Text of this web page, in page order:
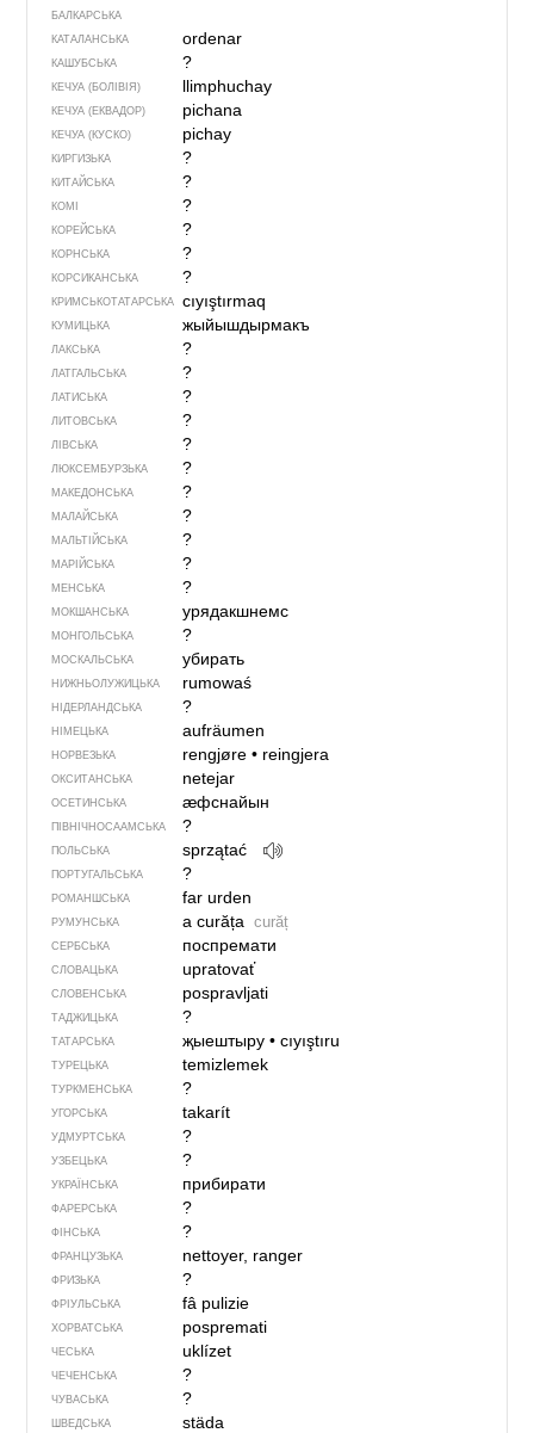
БАЛКАРСЬКА
КАТАЛАНСЬКА ordenar
КАШУБСЬКА ?
КЕЧУА (БОЛІВІЯ) llimphuchay
КЕЧУА (ЕКВАДОР) pichana
КЕЧУА (КУСКО) pichay
КИРГИЗЬКА ?
КИТАЙСЬКА ?
КОМІ ?
КОРЕЙСЬКА ?
КОРНСЬКА ?
КОРСИКАНСЬКА ?
КРИМСЬКОТАТАРСЬКА cıyıştırmaq
КУМИЦЬКА жыйышдырмакъ
ЛАКСЬКА ?
ЛАТГАЛЬСЬКА ?
ЛАТИСЬКА ?
ЛИТОВСЬКА ?
ЛІВСЬКА ?
ЛЮКСЕМБУРЗЬКА ?
МАКЕДОНСЬКА ?
МАЛАЙСЬКА ?
МАЛЬТІЙСЬКА ?
МАРІЙСЬКА ?
МЕНСЬКА ?
МОКШАНСЬКА урядакшнемс
МОНГОЛЬСЬКА ?
МОСКАЛЬСЬКА убирать
НИЖНЬОЛУЖИЦЬКА rumowaś
НІДЕРЛАНДСЬКА ?
НІМЕЦЬКА aufräumen
НОРВЕЗЬКА rengjøre• reingjera
ОКСИТАНСЬКА netejar
ОСЕТИНСЬКА ӕфснайын
ПІВНІЧНОСААМСЬКА ?
ПОЛЬСЬКА sprzątać
ПОРТУГАЛЬСЬКА ?
РОМАНШСЬКА far urden
РУМУНСЬКА a curăța curăț
СЕРБСЬКА поспремати
СЛОВАЦЬКА upratovať
СЛОВЕНСЬКА pospravljati
ТАДЖИЦЬКА ?
ТАТАРСЬКА җыештыру• cıyıştıru
ТУРЕЦЬКА temizlemek
ТУРКМЕНСЬКА ?
УГОРСЬКА takarít
УДМУРТСЬКА ?
УЗБЕЦЬКА ?
УКРАЇНСЬКА прибирати
ФАРЕРСЬКА ?
ФІНСЬКА ?
ФРАНЦУЗЬКА nettoyer, ranger
ФРИЗЬКА ?
ФРІУЛЬСЬКА fâ pulizie
ХОРВАТСЬКА pospremati
ЧЕСЬКА uklízet
ЧЕЧЕНСЬКА ?
ЧУВАСЬКА ?
ШВЕДСЬКА städa